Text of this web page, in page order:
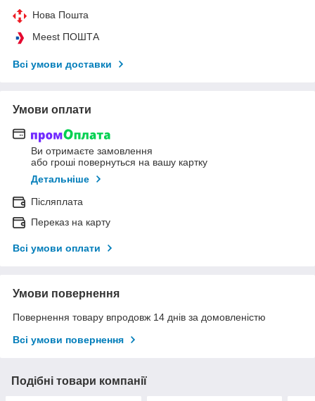
Нова Пошта
Meest ПОШТА
Всі умови доставки
Умови оплати
Ви отримаєте замовлення
або гроші повернуться на вашу картку
Детальніше
Післяплата
Переказ на карту
Всі умови оплати
Умови повернення
Повернення товару впродовж 14 днів за домовленістю
Всі умови повернення
Подібні товари компанії